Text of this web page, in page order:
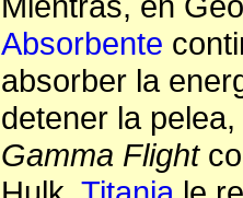
Absorbente
absorber la
detener la
Gamma Flight